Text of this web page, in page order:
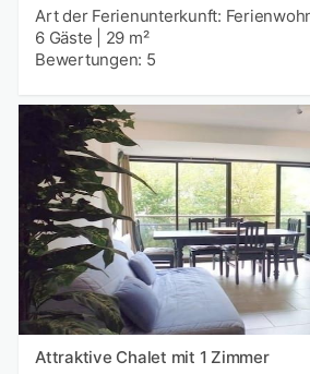
Art der Ferienunterkunft:
6 Gäste
29 m²
Bewertungen: 5
Attraktive Chalet mit 1 Zimmer